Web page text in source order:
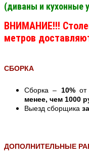
(диваны и кухонные
ВНИМАНИЕ!!!
метров
СБОРКА
Сборка – 10%от
менее, чем 1000
Выезд сборщика
ДОПОЛНИТЕЛЬНЫЕ